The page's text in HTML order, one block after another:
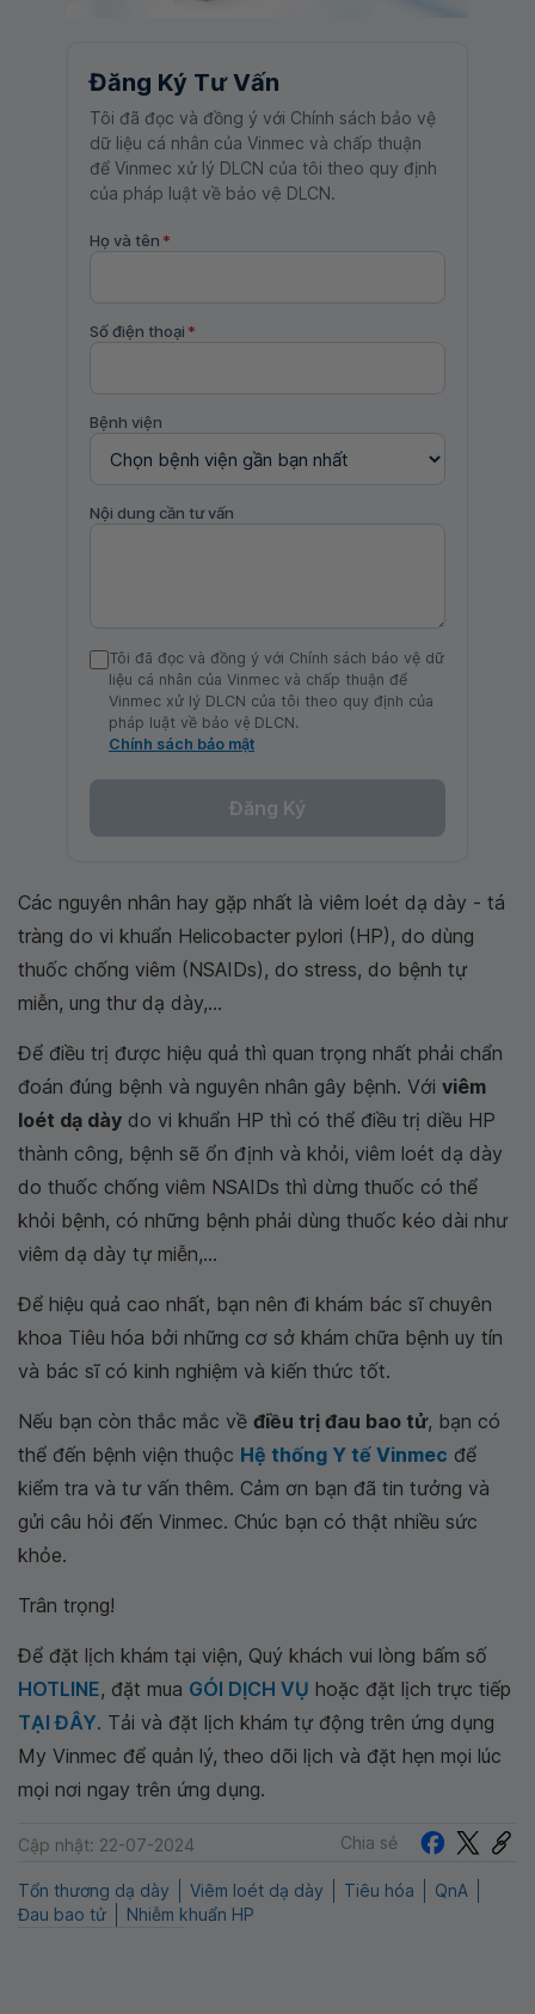
Đăng Ký Tư Vấn
Tôi đã đọc và đồng ý với Chính sách bảo vệ
dữ liệu cá nhân của Vinmec và chấp thuận
để Vinmec xử lý DLCN của tôi theo quy định
của pháp luật về bảo vệ DLCN.
Họ và tên *
Số điện thoại *
Bệnh viện
Nội dung cần tư vấn
Tôi đã đọc và đồng ý với Chính sách bảo vệ dữ
liệu cá nhân của Vinmec và chấp thuận để
Vinmec xử lý DLCN của tôi theo quy định của
pháp luật về bảo vệ DLCN.
Chính sách bảo mật
Đăng Ký
Các nguyên nhân hay gặp nhất là viêm loét dạ dày - tá
tràng do vi khuẩn Helicobacter pylori (HP), do dùng
thuốc chống viêm (NSAIDs), do stress, do bệnh tự
miễn, ung thư dạ dày,...
Để điều trị được hiệu quả thì quan trọng nhất phải chẩn
đoán đúng bệnh và nguyên nhân gây bệnh. Với viêm
loét dạ dày do vi khuẩn HP thì có thể điều trị diều HP
thành công, bệnh sẽ ổn định và khỏi, viêm loét dạ dày
do thuốc chống viêm NSAIDs thì dừng thuốc có thể
khỏi bệnh, có những bệnh phải dùng thuốc kéo dài như
viêm dạ dày tự miễn,...
Để hiệu quả cao nhất, bạn nên đi khám bác sĩ chuyên
khoa Tiêu hóa bởi những cơ sở khám chữa bệnh uy tín
và bác sĩ có kinh nghiệm và kiến thức tốt.
Nếu bạn còn thắc mắc về điều trị đau bao tử, bạn có
thể đến bệnh viện thuộc Hệ thống Y tế Vinmec để
kiểm tra và tư vấn thêm. Cảm ơn bạn đã tin tưởng và
gửi câu hỏi đến Vinmec. Chúc bạn có thật nhiều sức
khỏe.
Trân trọng!
Để đặt lịch khám tại viện, Quý khách vui lòng bấm số
HOTLINE, đặt mua GÓI DỊCH VỤ hoặc đặt lịch trực tiếp
TẠI ĐÂY. Tải và đặt lịch khám tự động trên ứng dụng
My Vinmec để quản lý, theo dõi lịch và đặt hẹn mọi lúc
mọi nơi ngay trên ứng dụng.
Cập nhật: 22-07-2024 Chia sẻ
Tổn thương dạ dày Viêm loét dạ dày Tiêu hóa
QnA
Đau bao tử
Nhiễm khuẩn HP